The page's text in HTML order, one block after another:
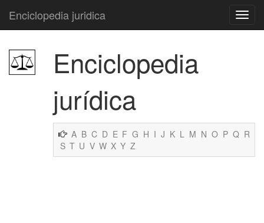
Enciclopedia juridica
Enciclopedia
jurídica
A B C D E F G H I J K L M N O P Q R
S T U V W X Y Z